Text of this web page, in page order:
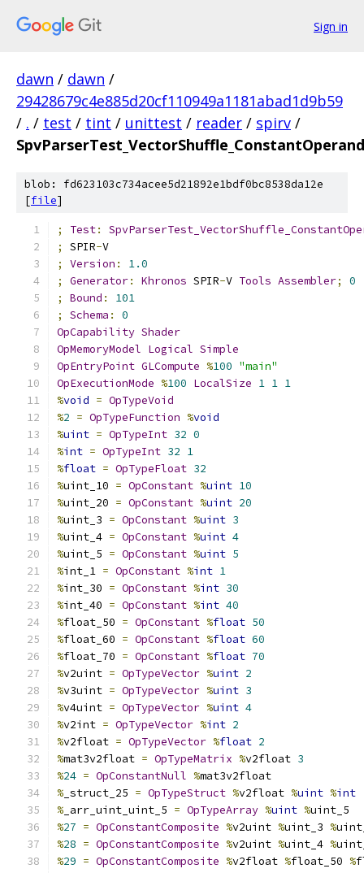
Sign in
dawn / dawn /
29428679c4e885d20cf110949a1181abad1d9b59
/ . / test / tint / unittest / reader / spirv /
blob: fd623103c734acee5d21892e1bdf0bc8538da12e
[file]
; Test:
;
SPIR-V
;
Version :
1.0
;
Generator: Khronos SPIR-V Tools Assembler;
0
;
Bound :
101
;
Schema :
0
OpCapability Shader
OpMemoryModel Logical Simple
OpEntryPoint GLCompute %100 "main"
OpExecutionMode %100 LocalSize 1 1 1
%void = OpTypeVoid
%2 = OpTypeFunction %void
%uint = OpTypeInt 32 0
%int = OpTypeInt 32 1
%float = OpTypeFloat 32
%uint_10 = OpConstant %uint 10
%uint_20 = OpConstant %uint 20
%uint_3 = OpConstant %uint 3
%uint_4 = OpConstant %uint 4
%uint_5 = OpConstant %uint 5
%int_1 = OpConstant %int 1
%int_30 = OpConstant %int 30
%int_40 = OpConstant %int 40
%float_50 = OpConstant %float 50
%float_60 = OpConstant %float 60
%float_70 = OpConstant %float 70
%v2uint = OpTypeVector %uint 2
%v3uint = OpTypeVector %uint 3
%v4uint = OpTypeVector %uint 4
%v2int = OpTypeVector %int 2
%v2float = OpTypeVector %float 2
%mat3v2float = OpTypeMatrix %v2float 3
%24 = OpConstantNull %mat3v2float
% _struct_25 = OpTypeStruct %v2float %uint %int
% _arr_uint_uint_5 = OpTypeArray %uint %uint_5
%27 = OpConstantComposite %v2uint %uint_3 %
%28 = OpConstantComposite %v2uint %uint_4 %
%29 = OpConstantComposite %v2float %float_50 %